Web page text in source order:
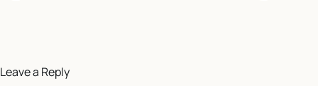
Leave a Reply